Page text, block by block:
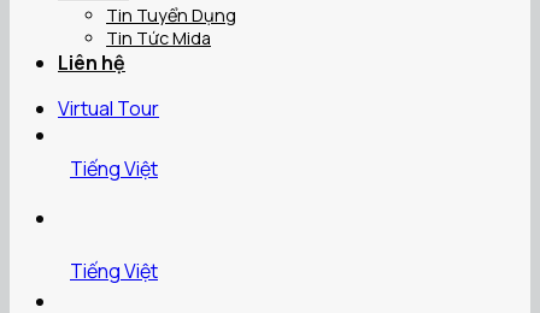
Tin Tuyển Dụng
Tin Tức Mida
Liên hệ
Virtual Tour
Tiếng Việt
Tiếng Việt